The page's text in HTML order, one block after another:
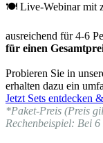
🍽 Live-Webinar mit
ausreichend für 4-6
für einen
Probieren Sie in
erhalten dazu ein
Jetzt Sets entdecken
*Paket-Preis (Preis
Rechenbeispiel: Bei